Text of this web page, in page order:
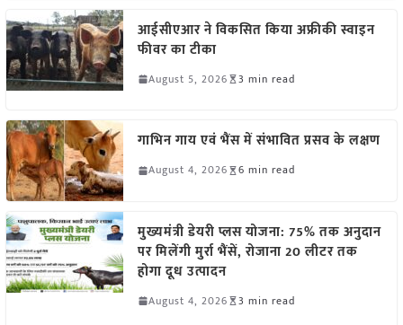
आईसीएआर ने विकसित किया अफ्रीकी स्वाइन
फीवर का टीका
August 5, 2026 3 min read
गाभिन गाय एवं भैंस में संभावित प्रसव के लक्षण
August 4, 2026 6 min read
मुख्यमंत्री डेयरी प्लस योजना: 75% तक अनुदान
पर मिलेंगी मुर्रा भैंसें, रोजाना 20 लीटर तक
होगा दूध उत्पादन
August 4, 2026 3 min read